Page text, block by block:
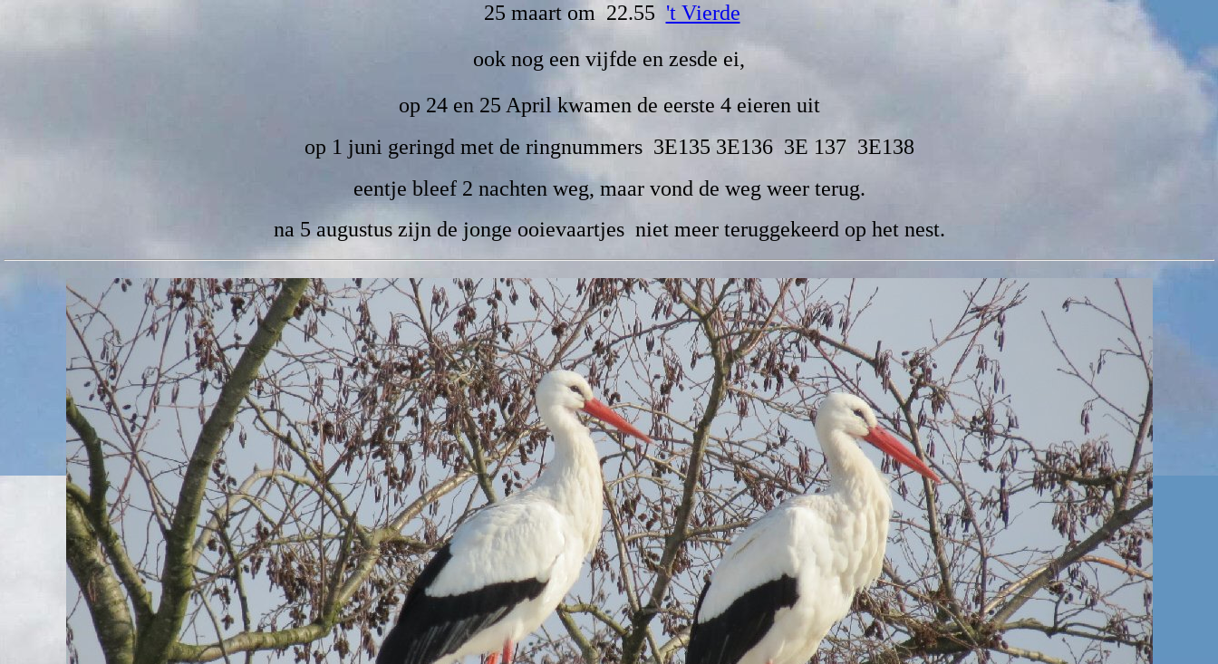
25 maart om 22.55 't Vierde
ook nog een vijfde en zesde ei,
op 24 en 25 April kwamen de eerste 4 eieren uit
op 1 juni geringd met de ringnummers 3E135 3E136 3E 137 3E138
eentje bleef 2 nachten weg, maar vond de weg weer terug.
na 5 augustus zijn de jonge ooievaartjes niet meer teruggekeerd op het nest.